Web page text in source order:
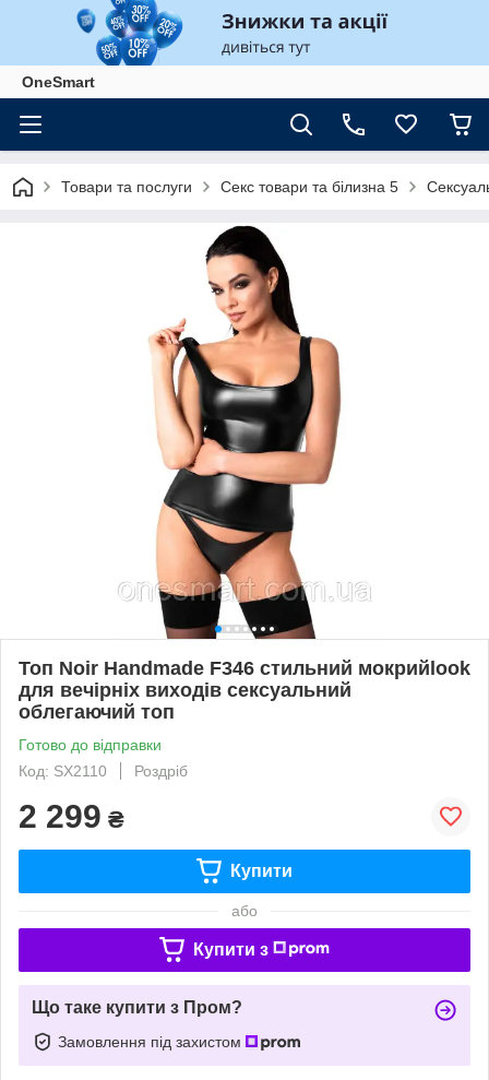
OneSmart
Товари та послуги Секс товари та білизна 5
Топ Noir Handmade F346 стильний мокрийlook
для вечірніх виходів сексуальний
облегаючий топ
Готово до відправки
Код: SX2110
Роздріб
2 299 ₴
Купити
або
Купити з
Що таке купити з Пром?
Замовлення під захистом